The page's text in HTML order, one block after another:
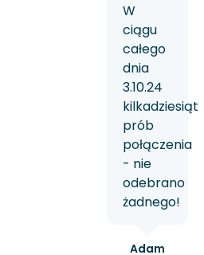
Adam
W
ciągu
całego
dnia
3.10.24
kilkadziesiąt
prób
połączenia
- nie
odebrano
żadnego!